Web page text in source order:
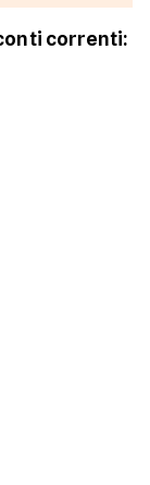
correnti: